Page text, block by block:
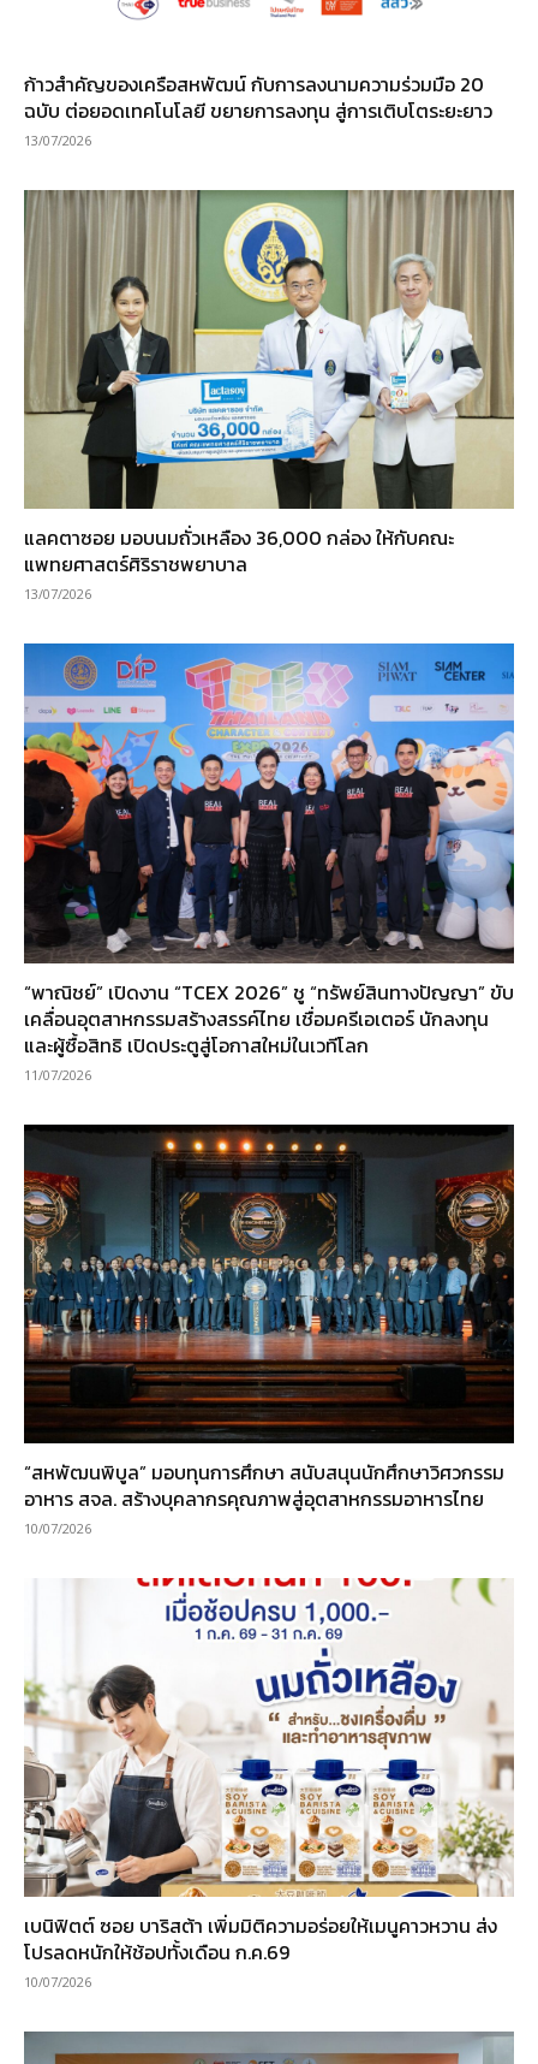
ก้าวสำคัญของเครือสหพัฒน์ กับการลงนามความร่วมมือ 20
ฉบับ ต่อยอดเทคโนโลยี ขยายการลงทุน สู่การเติบโตระยะยาว
13/07/2026
แลคตาซอย มอบนมถั่วเหลือง 36,000 กล่อง ให้กับคณะ
แพทยศาสตร์ศิริราชพยาบาล
13/07/2026
“พาณิชย์” เปิดงาน “TCEX 2026” ชู “ทรัพย์สินทางปัญญา” ขับ
เคลื่อนอุตสาหกรรมสร้างสรรค์ไทย เชื่อมครีเอเตอร์ นักลงทุน
และผู้ซื้อสิทธิ เปิดประตูสู่โอกาสใหม่ในเวทีโลก
11/07/2026
“สหพัฒนพิบูล” มอบทุนการศึกษา สนับสนุนนักศึกษาวิศวกรรม
อาหาร สจล. สร้างบุคลากรคุณภาพสู่อุตสาหกรรมอาหารไทย
10/07/2026
เบนิฟิตต์ ซอย บาริสต้า เพิ่มมิติความอร่อยให้เมนูคาวหวาน ส่ง
โปรลดหนักให้ช้อปทั้งเดือน ก.ค.69
10/07/2026